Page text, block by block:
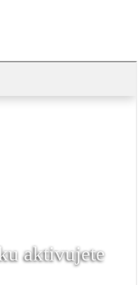
aktivujete